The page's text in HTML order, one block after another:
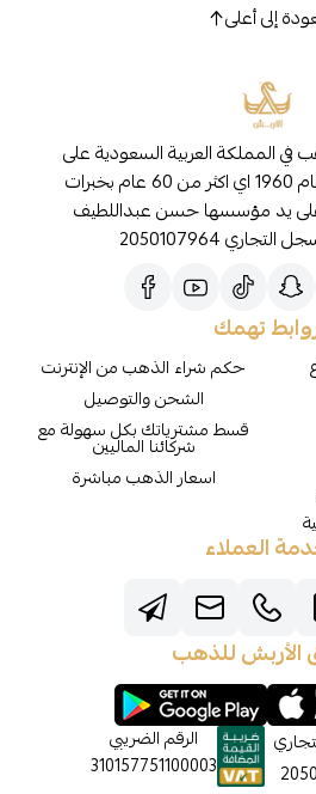
إلى أعلى
في المملكة العربية السعودية على
مستوى الخليج منذ عام 1960 اي اكثر من 60 عام بخبرات
على يد مؤسسها حسن عبداللطيف
2050107964
تهمك
حكم شراء الذهب من الإنترنت
الشحن والتوصيل
قسط مشترياتك بكل سهولة مع
شركائنا الماليين
اسعار الذهب مباشرة
العملاء
الأربش للذهب
الرقم الضريبي
310157751100003